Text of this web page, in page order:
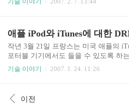
여러 곳에서 기대와 우려를 함께 표시
지만, 어떤 형태로든 기존 단말기들의
수..
들이 취하던 DRM을 건 음원파일 공급
DRM을 걸지 않은 파일을 정액제 무제
겠다는 선언을 한 것이다. 두 회사의
함'이었다. 또, 시장의 성장을 저해하고
지 ..
작년 3월 21일 프랑스는 미국 애플의
포터블 기기에서도 들을 수 있도록 하
는 저작권법 개정안을 통과시켰다. 그
도 재생이 가능해야 하며, iTunes가 아
음악도 iPod에서 들을 수 있도록 해야
기술 이야기 2007. 1. 24. 11:26
이전